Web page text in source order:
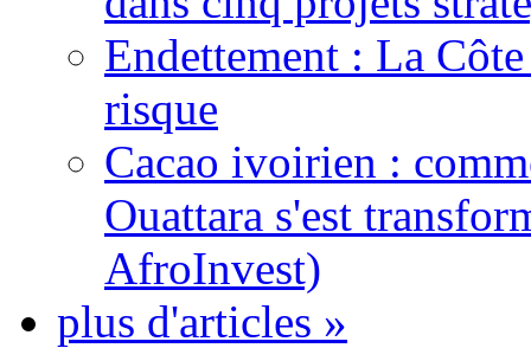
Endettement : La
risque
Cacao ivoirien :
Ouattara s'est
AfroInvest)
plus d'articles »